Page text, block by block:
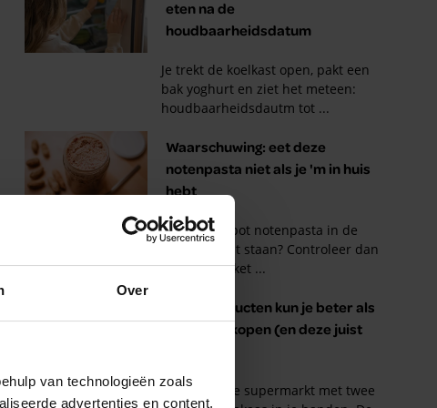
Over
van technologieën zoals
advertenties en content,